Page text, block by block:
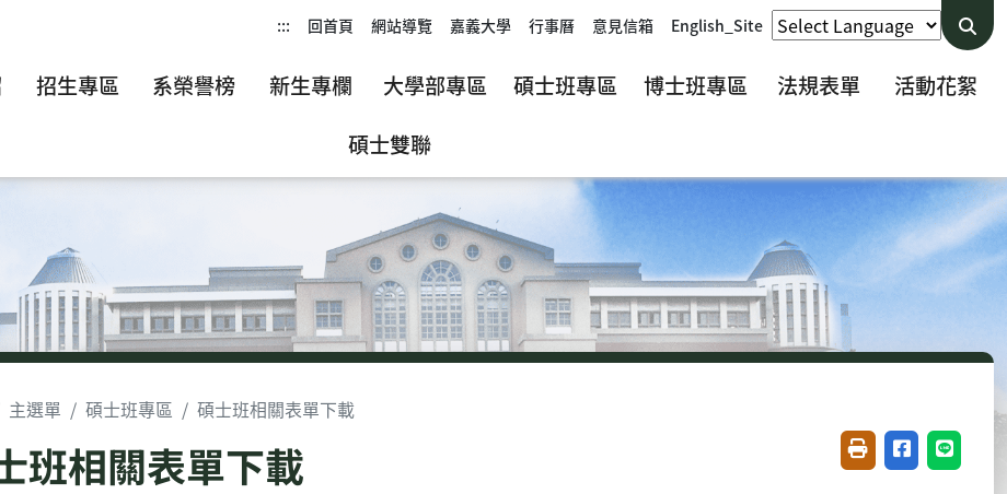
::: 回首頁 網站導覽 嘉義大學 行事曆 意見信箱 English_Site
招生專區 系榮譽榜 新生專欄 大學部專區 碩士班專區 博士班專區 法規表單
活動花絮
碩士雙聯
主選單 碩士班專區 碩士班相關表單下載
班相關表單下載 友善列印(開新視窗)
分享至臉書(
分享至